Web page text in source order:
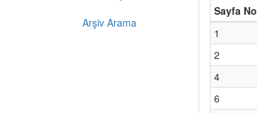
Arşiv Arama
Sayfa No
1
2
4
6